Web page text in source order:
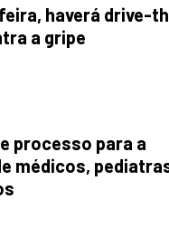
haverá drive-
a gripe
processo para a
médicos,